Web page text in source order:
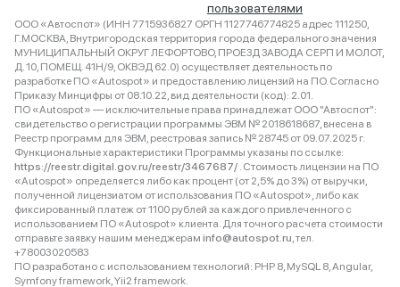
пользователями
ООО «Автоспот» (ИНН 7715936827 ОРГН 1127746774825 адрес 111250,
Г.МОСКВА, Внутригородская территория города федерального значения
МУНИЦИПАЛЬНЫЙ ОКРУГ ЛЕФОРТОВО, ПРОЕЗД ЗАВОДА СЕРП И МОЛОТ,
Д. 10, ПОМЕЩ. 41Н/9, ОКВЭД 62.0) осуществляет деятельность по
разработке ПО «Autospot» и предоставлению лицензий на ПО. Согласно
Приказу Минцифры от 08.10.22, вид деятельности (код): 2.01.
ПО «Autospot» — исключительные права принадлежат ООО "Автоспот":
свидетельство о регистрации программы ЭВМ № 2018618687, внесена в
Реестр программ для ЭВМ, реестровая запись № 28745 от 09.07.2025 г.
Функциональные характеристики Программы указаны по ссылке:
https://reestr.digital.gov.ru/reestr/3467687/ . Стоимость лицензии на ПО
«Autospot» определяется либо как процент (от 2,5% до 3%) от выручки,
полученной лицензиатом от использования ПО «Autospot», либо как
фиксированный платеж от 1100 рублей за каждого привлеченного с
использованием ПО «Autospot» клиента. Для точного расчета стоимости
отправьте заявку нашим менеджерам info@autospot.ru, тел.
+78003020583
ПО разработано с использованием технологий: PHP 8, MySQL 8, Angular,
Symfony framework, Yii2 framework.